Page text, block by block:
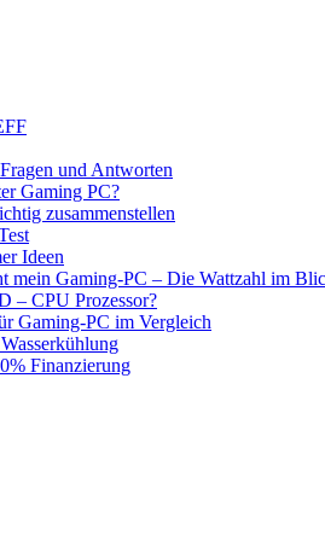
und Antworten
Gaming PC?
zusammenstellen
Ideen
mein Gaming-PC – Die Wattzahl im
– CPU Prozessor?
Gaming-PC im Vergleich
Finanzierung